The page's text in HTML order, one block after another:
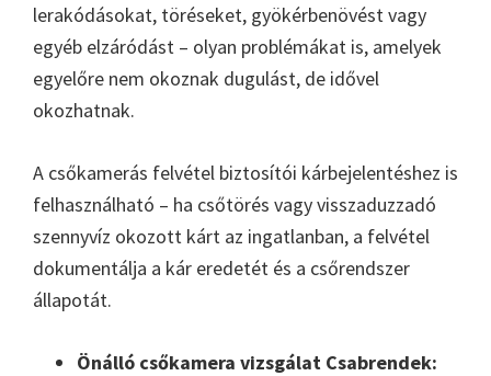
lerakódásokat, töréseket, gyökérbenövést vagy
egyéb elzáródást – olyan problémákat is, amelyek
egyelőre nem okoznak dugulást, de idővel
okozhatnak.
A csőkamerás felvétel biztosítói kárbejelentéshez is
felhasználható – ha csőtörés vagy visszaduzzadó
szennyvíz okozott kárt az ingatlanban, a felvétel
dokumentálja a kár eredetét és a csőrendszer
állapotát.
Önálló csőkamera vizsgálat Csabrendek: